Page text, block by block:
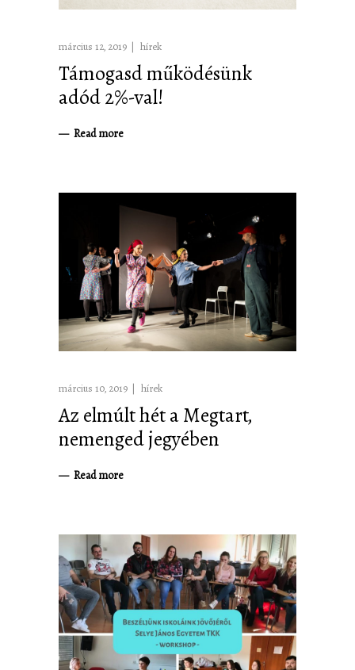
március 12, 2019 hírek
Támogasd működésünk
adód 2%-val!
Read more
március 10, 2019 hírek
Az elmúlt hét a Megtart,
nemenged jegyében
Read more